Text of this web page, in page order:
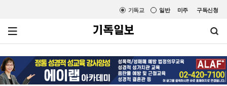
미주 구독신청
일반
기독교